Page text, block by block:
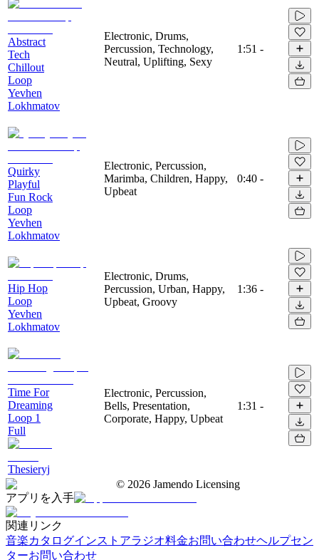
Abstract
Tech
Chillout
Loop
Yevhen
Lokhmatov
Electronic, Drums,
Percussion, Technology,
Neutral, Uplifting, Sexy
1:51 -
Quirky
Playful
Fun Rock
Loop
Yevhen
Lokhmatov
Electronic, Percussion,
Marimba, Children, Happy,
Upbeat
0:40 -
Hip Hop
Loop
Yevhen
Lokhmatov
Electronic, Drums,
Percussion, Urban, Happy,
Upbeat, Groovy
1:36 -
Time For
Dreaming
Loop 1
Full
Thesieryj
Electronic, Percussion,
Bells, Presentation,
Corporate, Happy, Upbeat
1:31 -
© 2026 Jamendo Licensing
アプリを入手
関連リンク
音楽カタログインストアラジオ料金お問い合わせヘルプセン
ターお問い合わせ